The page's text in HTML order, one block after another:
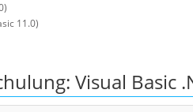
11.0)
Visual Basic